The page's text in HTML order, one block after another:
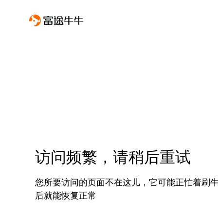
访问频繁，请稍后重试
您所要访问的页面不在这儿，它可能正忙着刷
后就能恢复正常